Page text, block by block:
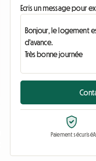
Ecris un message pour
Paiement sécurisé